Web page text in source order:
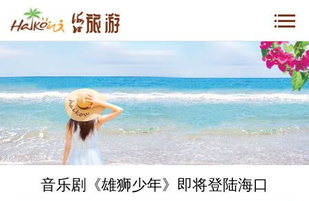
音乐剧《雄狮少年》即将登陆海口